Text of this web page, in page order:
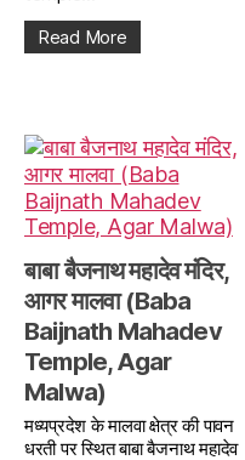
Read More
बाबा बैजनाथ महादेव मंदिर,
आगर मालवा (Baba
Baijnath Mahadev
Temple, Agar
Malwa)
मध्यप्रदेश के मालवा क्षेत्र की पावन
धरती पर स्थित बाबा बैजनाथ महादेव